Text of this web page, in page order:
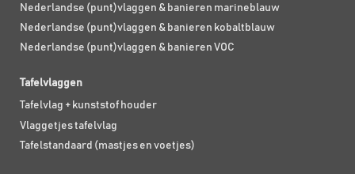
Nederlandse (punt)vlaggen & banieren marineblauw
Nederlandse (punt)vlaggen & banieren kobaltblauw
Nederlandse (punt)vlaggen & banieren VOC
Tafelvlaggen
Tafelvlag + kunststof houder
Vlaggetjes tafelvlag
Tafelstandaard (mastjes en voetjes)